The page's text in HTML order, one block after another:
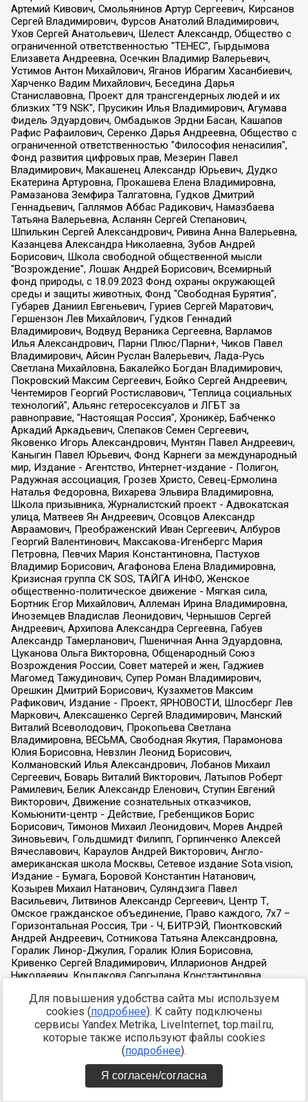
Для повышения удобства сайта мы используем
cookies (подробнее). К сайту подключены
сервисы Yandex.Metrika, LiveInternet, top.mail.ru,
которые также используют файлы cookies
(подробнее).
Я согласен/согласна